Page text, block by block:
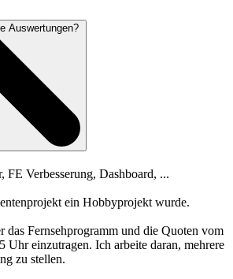
Auswertungen?
FE Verbesserung, Dashboard, ...
ein Hobbyprojekt wurde.
das Fernsehprogramm und die Quoten vom
Uhr einzutragen. Ich arbeite daran, mehrere
zu stellen.